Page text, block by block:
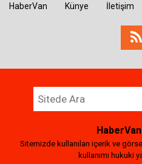
HaberVan Künye İletişim
HaberVan
Sitemizde kullanılan içerik ve
kullanımı hukuki